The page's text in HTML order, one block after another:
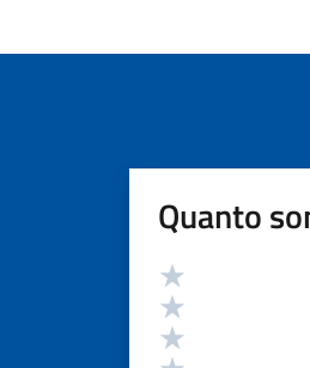
Quanto
Valutazione